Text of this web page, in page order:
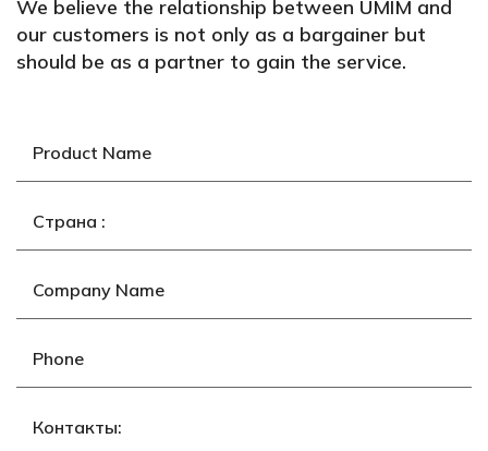
We believe the relationship between UMIM and
our customers is not only as a bargainer but
should be as a partner to gain the service.